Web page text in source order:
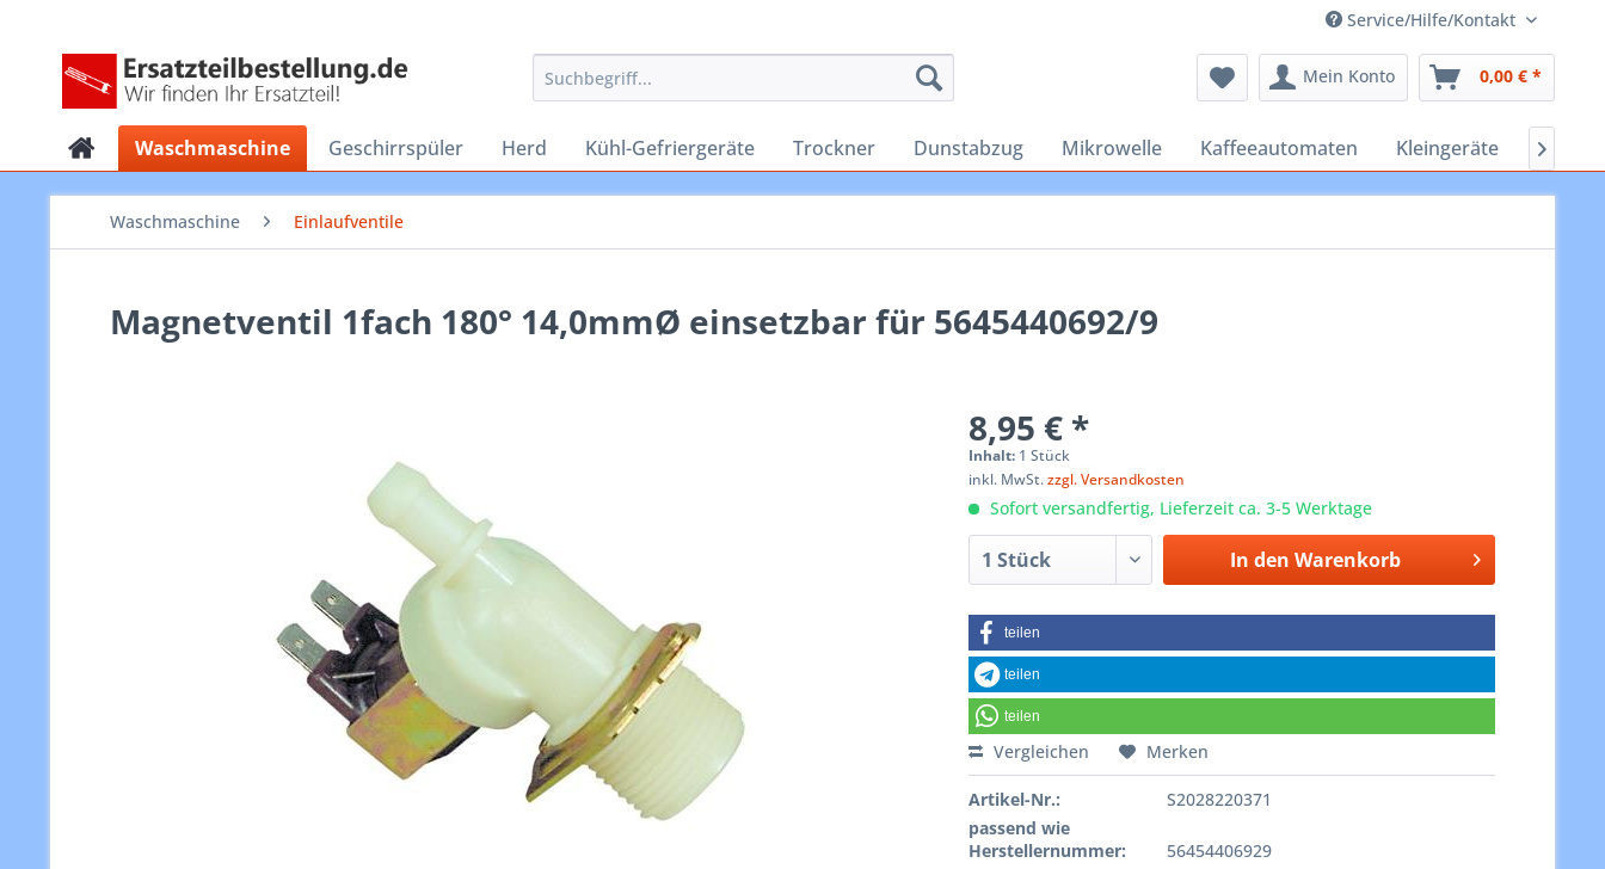
Service/Hilfe/Kontakt
Mein Konto 0,00 € *
Waschmaschine Geschirrspüler Herd Kühl-Gefriergeräte Trockner Dunstabzug Mikrowelle Kaffeeautomaten Kleingeräte 
Waschmaschine Einlaufventile
Magnetventil 1fach 180° 14,0mmØ einsetzbar für 5645440692/9
8,95 € *
Inhalt: 1 Stück
inkl. MwSt.zzgl. Versandkosten
Sofort versandfertig, Lieferzeit ca. 3-5 Werktage
In den Warenkorb
teilen
teilen
teilen
Vergleichen Merken
Artikel-Nr.:
S2028220371
passend wie
Herstellernummer:
56454406929